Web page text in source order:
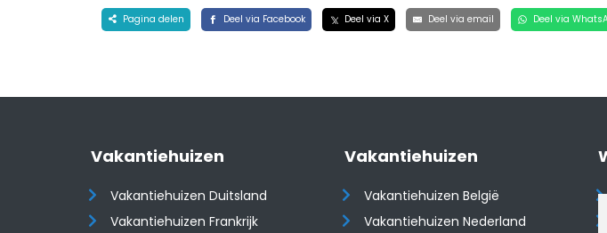
Pagina delen Deel via Facebook Deel via X Deel via email Deel via
Vakantiehuizen
Vakantiehuizen Duitsland
Vakantiehuizen Frankrijk
Vakantiehuizen
Vakantiehuizen België
Vakantiehuizen Nederland